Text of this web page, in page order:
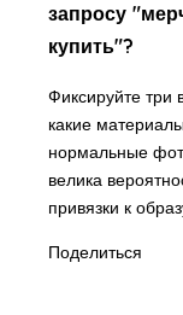
запросу
купить"?
Фиксируйте три
какие
нормальные
велика
привязки к
Поделиться